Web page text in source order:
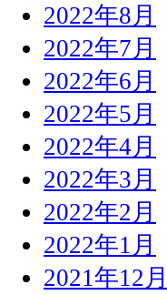
2022年8月
2022年7月
2022年6月
2022年5月
2022年4月
2022年3月
2022年2月
2022年1月
2021年12月